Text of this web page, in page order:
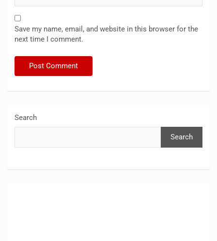
Save my name, email, and website in this browser for the
next time I comment.
Search
Search